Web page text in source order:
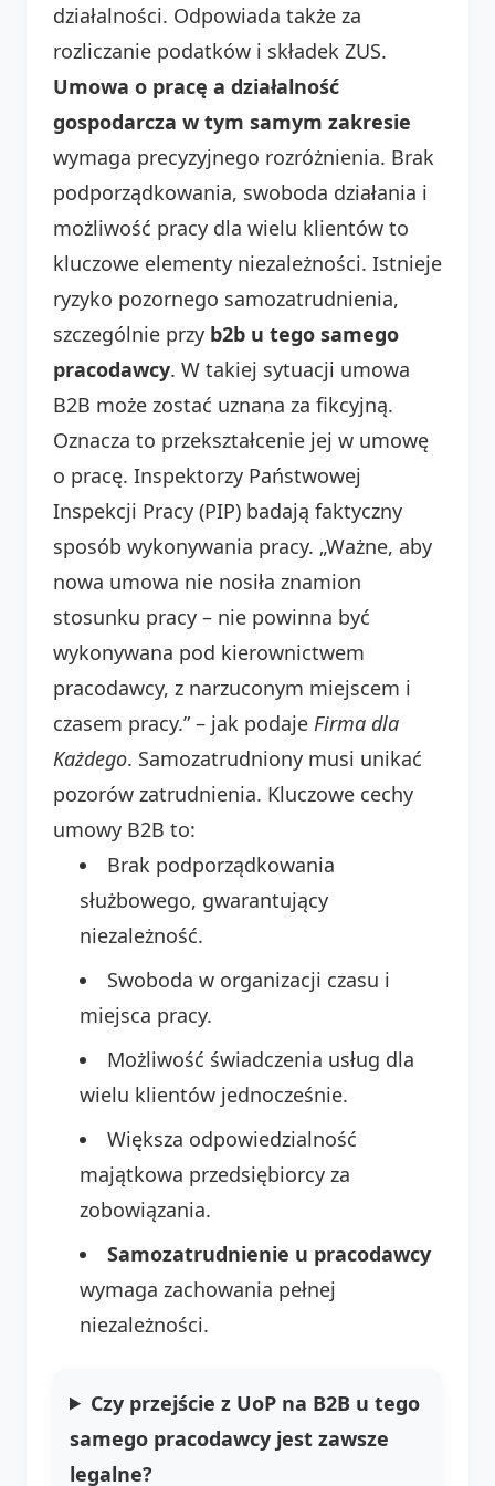
działalności. Odpowiada także za
rozliczanie podatków i składek ZUS.
Umowa o pracę a działalność
gospodarcza w tym samym zakresie
wymaga precyzyjnego rozróżnienia. Brak
podporządkowania, swoboda działania i
możliwość pracy dla wielu klientów to
kluczowe elementy niezależności. Istnieje
ryzyko pozornego samozatrudnienia,
szczególnie przy b2b u tego samego
pracodawcy. W takiej sytuacji umowa
B2B może zostać uznana za fikcyjną.
Oznacza to przekształcenie jej w umowę
o pracę. Inspektorzy Państwowej
Inspekcji Pracy (PIP) badają faktyczny
sposób wykonywania pracy. „Ważne, aby
nowa umowa nie nosiła znamion
stosunku pracy – nie powinna być
wykonywana pod kierownictwem
pracodawcy, z narzuconym miejscem i
czasem pracy.” – jak podaje Firma dla
Każdego. Samozatrudniony musi unikać
pozorów zatrudnienia. Kluczowe cechy
umowy B2B to:
Brak podporządkowania
służbowego, gwarantujący
niezależność.
Swoboda w organizacji czasu i
miejsca pracy.
Możliwość świadczenia usług dla
wielu klientów jednocześnie.
Większa odpowiedzialność
majątkowa przedsiębiorcy za
zobowiązania.
Samozatrudnienie u pracodawcy
wymaga zachowania pełnej
niezależności.
Czy przejście z UoP na B2B u tego
samego pracodawcy jest zawsze
legalne?